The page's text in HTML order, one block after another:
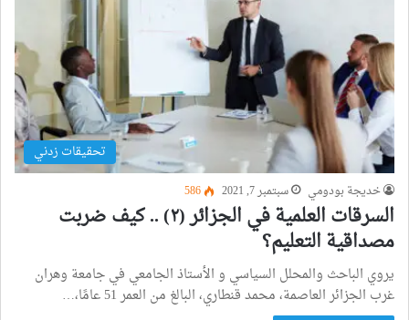
تحقيقات زدني
خديجة بودومي سبتمبر 7, 2021 586
السرقات العلمية في الجزائر (٢) .. كيف ضربت
مصداقية التعليم؟
يروي الباحث والمحلل السياسي و الأستاذ الجامعي في جامعة وهران
غرب الجزائر العاصمة، محمد قنطاري، البالغ من العمر 51 عامًا،…